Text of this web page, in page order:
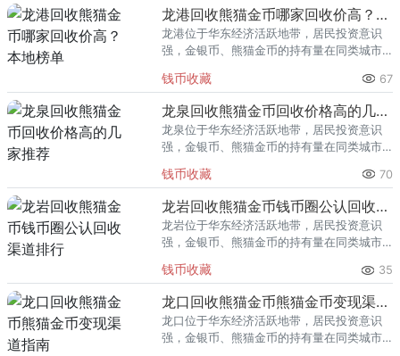
龙港回收熊猫金币哪家回收价高？本地榜单
龙港位于华东经济活跃地带，居民投资意识
强，金银币、熊猫金币的持有量在同类城市
熊猫金币的需求就明显升温，但鱼龙混杂的
回收渠道里，能精准识别版别溢
钱币收藏 67
龙泉回收熊猫金币回收价格高的几家推荐
龙泉位于华东经济活跃地带，居民投资意识
强，金银币、熊猫金币的持有量在同类城市
熊猫金币的需求就明显升温，但鱼龙混杂的
回收渠道里，能精准识别版别溢
钱币收藏 70
龙岩回收熊猫金币钱币圈公认回收渠道排行
龙岩位于华东经济活跃地带，居民投资意识
强，金银币、熊猫金币的持有量在同类城市
熊猫金币的需求就明显升温，但鱼龙混杂的
回收渠道里，能精准识别版别溢
钱币收藏 35
龙口回收熊猫金币熊猫金币变现渠道指南
龙口位于华东经济活跃地带，居民投资意识
强，金银币、熊猫金币的持有量在同类城市